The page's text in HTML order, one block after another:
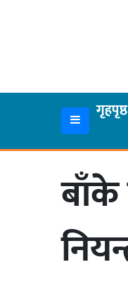
गृहपृष्ठ
समाचार
बाँके